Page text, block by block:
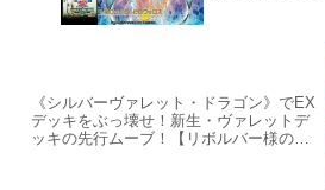
《シルバーヴァレット・ドラゴン》でEX
デッキをぶっ壊せ！新生・ヴァレットデ
ッキの先行ムーブ！【リボルバー様の良